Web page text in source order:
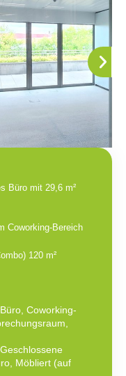
Büro mit 29,6 m²
Coworking-Bereich
120 m²
, Coworking-
,
Geschlossene
, Möbliert (auf